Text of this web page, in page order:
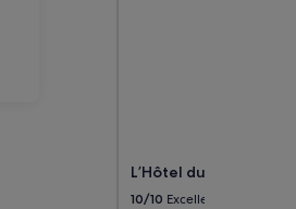
L’Hôtel du
10/10 Excellent